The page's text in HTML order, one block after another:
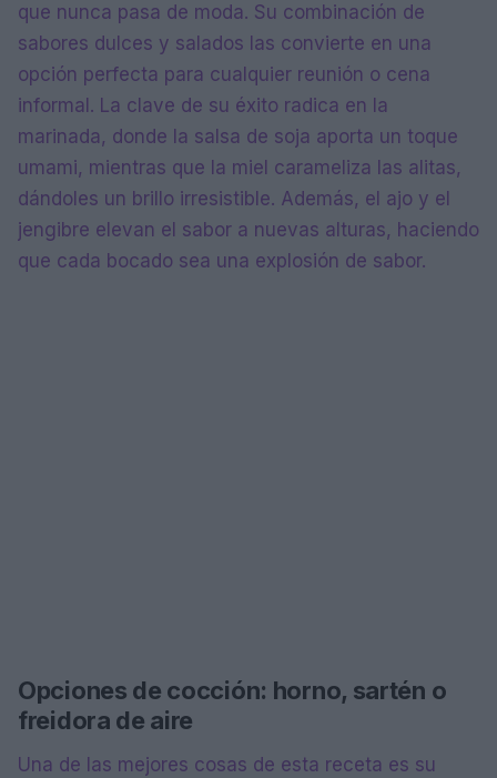
que nunca pasa de moda. Su combinación de
sabores dulces y salados las convierte en una
opción perfecta para cualquier reunión o cena
informal. La clave de su éxito radica en la
marinada, donde la salsa de soja aporta un toque
umami, mientras que la miel carameliza las alitas,
dándoles un brillo irresistible. Además, el ajo y el
jengibre elevan el sabor a nuevas alturas, haciendo
que cada bocado sea una explosión de sabor.
Opciones de cocción: horno, sartén o
freidora de aire
Una de las mejores cosas de esta receta es su